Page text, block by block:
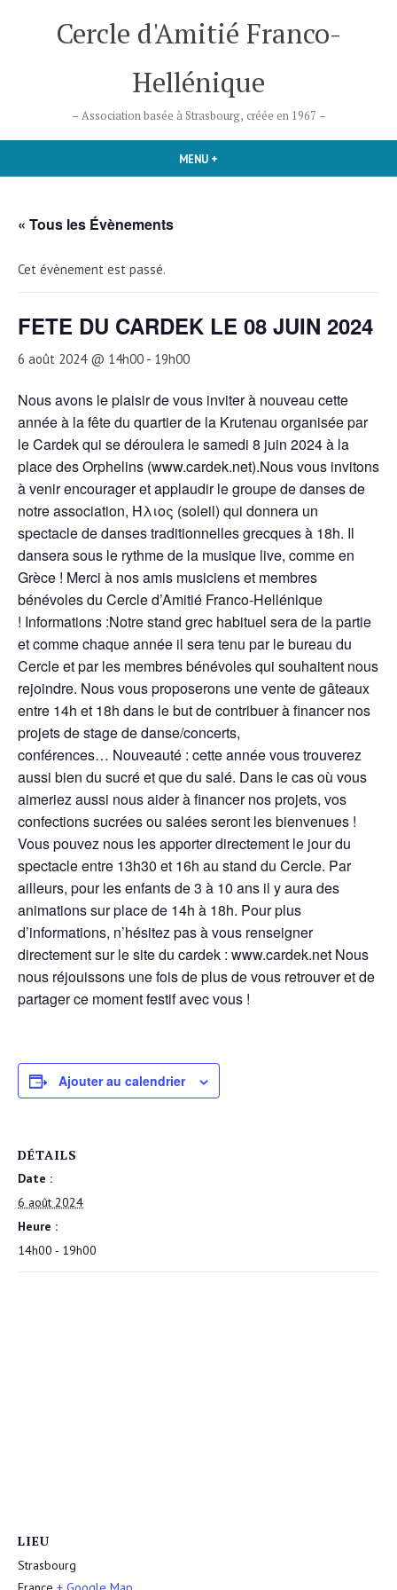
Cercle d'Amitié Franco-
Hellénique
– Association basée à Strasbourg, créée en 1967 –
MENU +
« Tous les Évènements
Cet évènement est passé.
FETE DU CARDEK LE 08 JUIN 2024
6 août 2024 @ 14h00 - 19h00
Nous avons le plaisir de vous inviter à nouveau cette
année à la fête du quartier de la Krutenau organisée par
le Cardek qui se déroulera le samedi 8 juin 2024 à la
place des Orphelins (www.cardek.net).Nous vous invitons
à venir encourager et applaudir le groupe de danses de
notre association, Ήλιος (soleil) qui donnera un
spectacle de danses traditionnelles grecques à 18h. Il
dansera sous le rythme de la musique live, comme en
Grèce ! Merci à nos amis musiciens et membres
bénévoles du Cercle d’Amitié Franco-Hellénique
! Informations :Notre stand grec habituel sera de la partie
et comme chaque année il sera tenu par le bureau du
Cercle et par les membres bénévoles qui souhaitent nous
rejoindre. Nous vous proposerons une vente de gâteaux
entre 14h et 18h dans le but de contribuer à financer nos
projets de stage de danse/concerts,
conférences… Nouveauté : cette année vous trouverez
aussi bien du sucré et que du salé. Dans le cas où vous
aimeriez aussi nous aider à financer nos projets, vos
confections sucrées ou salées seront les bienvenues !
Vous pouvez nous les apporter directement le jour du
spectacle entre 13h30 et 16h au stand du Cercle. Par
ailleurs, pour les enfants de 3 à 10 ans il y aura des
animations sur place de 14h à 18h. Pour plus
d’informations, n’hésitez pas à vous renseigner
directement sur le site du cardek : www.cardek.net Nous
nous réjouissons une fois de plus de vous retrouver et de
partager ce moment festif avec vous !
Ajouter au calendrier
DÉTAILS
Date :
6 août 2024
Heure :
14h00 - 19h00
LIEU
Strasbourg